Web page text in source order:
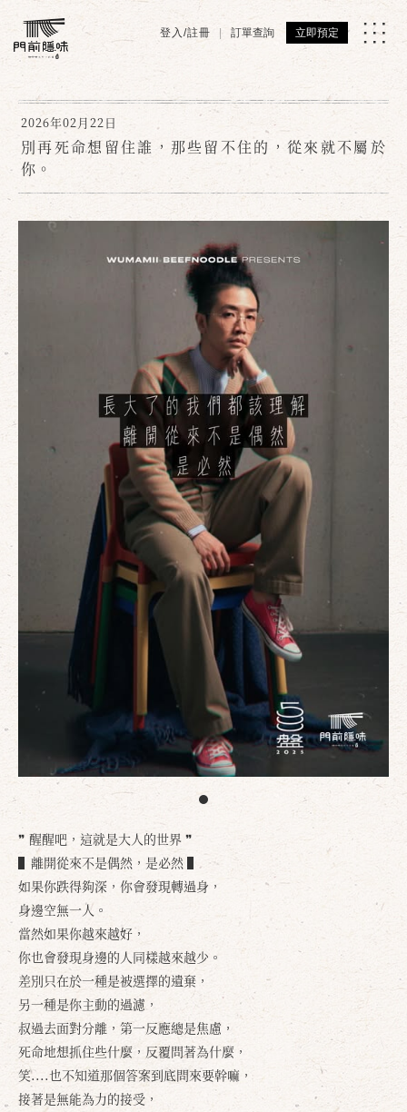
登入/註冊 訂單查詢 立即預定
2026年02月22日
別再死命想留住誰，那些留不住的，從來就不屬於
你。
❞ 醒醒吧，這就是大人的世界 ❞
▌離開從來不是偶然，是必然 ▌
如果你跌得夠深，你會發現轉過身，
身邊空無一人。
當然如果你越來越好，
你也會發現身邊的人同樣越來越少。
差別只在於一種是被選擇的遺棄，
另一種是你主動的過濾，
叔過去面對分離，第一反應總是焦慮，
死命地想抓住些什麼，反覆問著為什麼，
笑....也不知道那個答案到底問來要幹嘛，
接著是無能為力的接受，